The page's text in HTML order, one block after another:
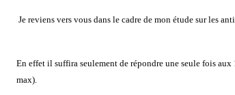
Je reviens vers vous dans le cadre de mon étude sur les
En effet il suffira seulement de répondre une seule fois
max).